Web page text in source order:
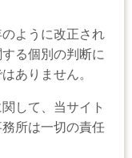
ように改正され
る個別の判断に
ありません。
して、当サイト
所は一切の責任